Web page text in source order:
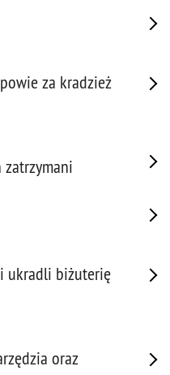
za kradzież
zatrzymani
ukradli biżuterię
oraz